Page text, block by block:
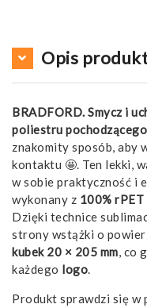
Opis
BRADFORD. Smycz i
poliestru
znakomity sposób, aby
kontaktu 🤩. Ten lekki,
w sobie praktyczność i
wykonany z 100% rPET
Dzięki technice
strony wstążki o
kubek 20 × 205 mm, co
każdego logo.
Produkt sprawdzi się w